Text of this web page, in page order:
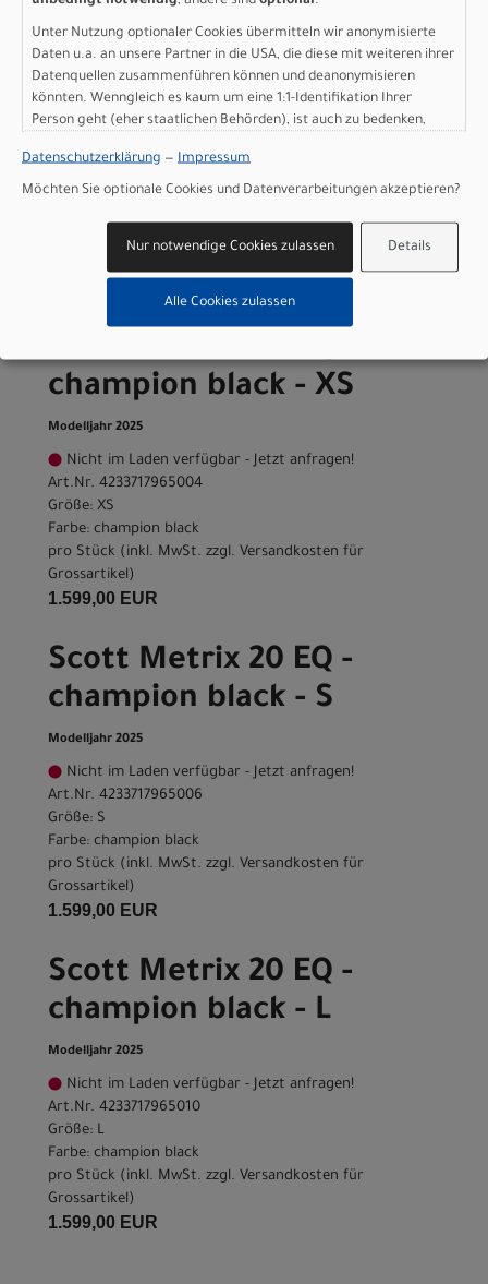
Modelljahr 2025
Lieferbar in ca. 5-8 Werktagen
Art.Nr. 4233717965008
Größe: M
pro Stück (inkl. MwSt. zzgl.Versandkosten für
Grossartikel)
IN DEN WARENKORB
Scott Metrix 20 EQ -
champion black - XS
Modelljahr 2025
Nicht im Laden verfügbar - Jetzt anfragen!
Art.Nr. 4233717965004
Größe: XS
Farbe: champion black
pro Stück (inkl. MwSt. zzgl. Versandkosten für
Grossartikel)
1.599,00 EUR
Scott Metrix 20 EQ -
champion black - S
Modelljahr 2025
Nicht im Laden verfügbar - Jetzt anfragen!
Art.Nr. 4233717965006
Größe: S
Farbe: champion black
pro Stück (inkl. MwSt. zzgl. Versandkosten für
Grossartikel)
1.599,00 EUR
Scott Metrix 20 EQ -
champion black - L
Modelljahr 2025
Nicht im Laden verfügbar - Jetzt anfragen!
Art.Nr. 4233717965010
Größe: L
Farbe: champion black
pro Stück (inkl. MwSt. zzgl. Versandkosten für
Grossartikel)
1.599,00 EUR
Unter Nutzung optionaler Cookies übermitteln wir anonymisierte
Daten u.a. an unsere Partner in die USA, die diese mit weiteren ihrer
Datenquellen zusammenführen können und deanonymisieren
könnten. Wenngleich es kaum um eine 1:1-Identifikation Ihrer
Person geht (eher staatlichen Behörden), ist auch zu bedenken,
sind wie bei uns in der Europäischen Union.
Datenschutzerklärung — Impressum
Möchten Sie optionale Cookies und Datenverarbeitungen akzeptieren?
Details
Nur notwendige Cookies zulassen
Alle Cookies zulassen